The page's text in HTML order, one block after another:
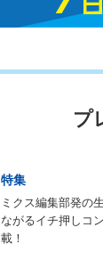
プ
特集
ミクス編集部発の
ながるイチ押しコ
載！